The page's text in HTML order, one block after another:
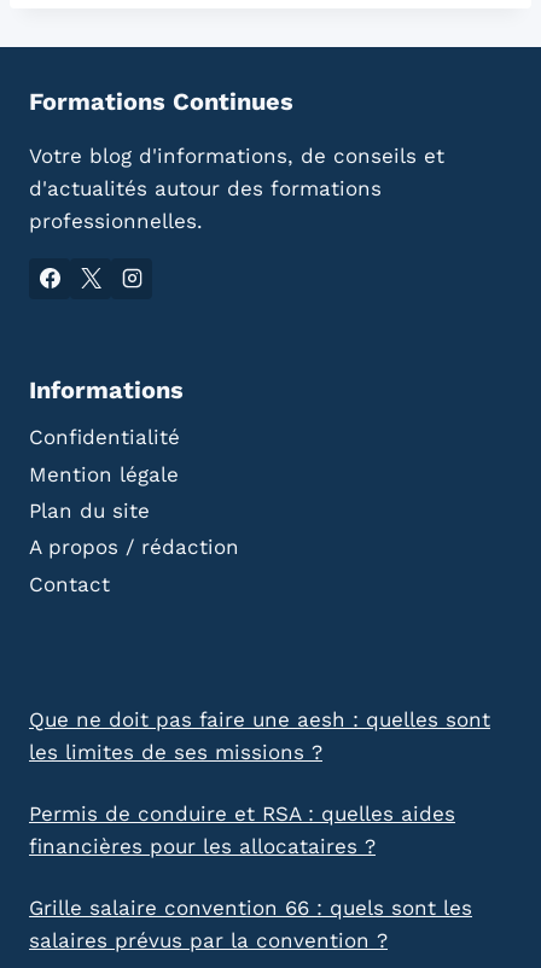
Formations Continues
Votre blog d'informations, de conseils et
d'actualités autour des formations
professionnelles.
Informations
Confidentialité
Mention légale
Plan du site
A propos / rédaction
Contact
Que ne doit pas faire une aesh : quelles sont
les limites de ses missions ?
Permis de conduire et RSA : quelles aides
financières pour les allocataires ?
Grille salaire convention 66 : quels sont les
salaires prévus par la convention ?